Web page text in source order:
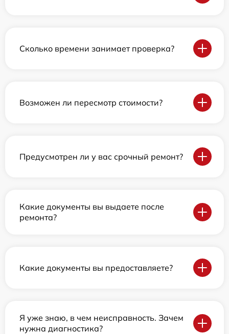
Сколько времени занимает проверка?
Возможен ли пересмотр стоимости?
Предусмотрен ли у вас срочный ремонт?
Какие документы вы выдаете после
ремонта?
Какие документы вы предоставляете?
Я уже знаю, в чем неисправность. Зачем
нужна диагностика?